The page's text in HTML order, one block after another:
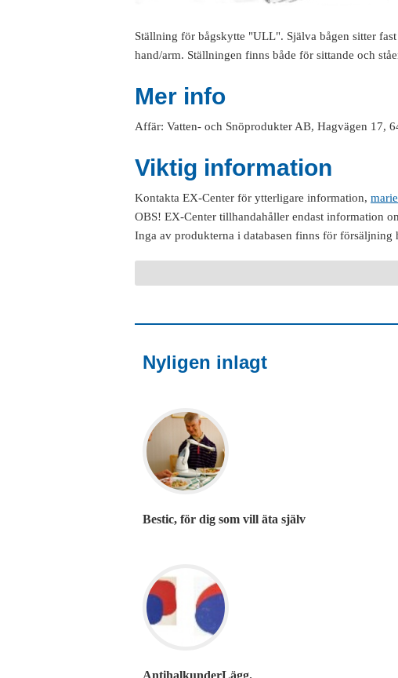
Ställning för bågskytte "ULL". Själva bågen sitter
hand/arm. Ställningen finns både för sittande och
Mer info
Affär: Vatten- och Snöprodukter AB, Hagvägen 17,
Viktig information
Kontakta EX-Center för ytterligare information,
OBS! EX-Center tillhandahåller endast information
Inga av produkterna i databasen finns för försäljning
Nyligen inlagt
Bestic, för dig som vill äta själv
AntihalkunderLägg.